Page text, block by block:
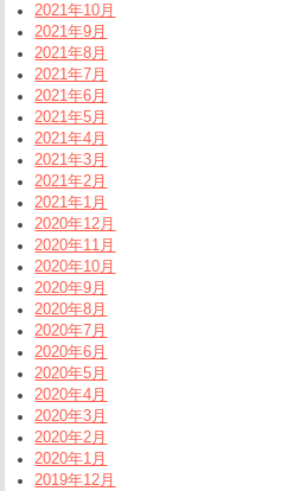
2021年10月
2021年9月
2021年8月
2021年7月
2021年6月
2021年5月
2021年4月
2021年3月
2021年2月
2021年1月
2020年12月
2020年11月
2020年10月
2020年9月
2020年8月
2020年7月
2020年6月
2020年5月
2020年4月
2020年3月
2020年2月
2020年1月
2019年12月